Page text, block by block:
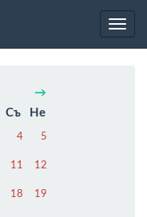
→
Съ Не
4 5
11 12
18 19